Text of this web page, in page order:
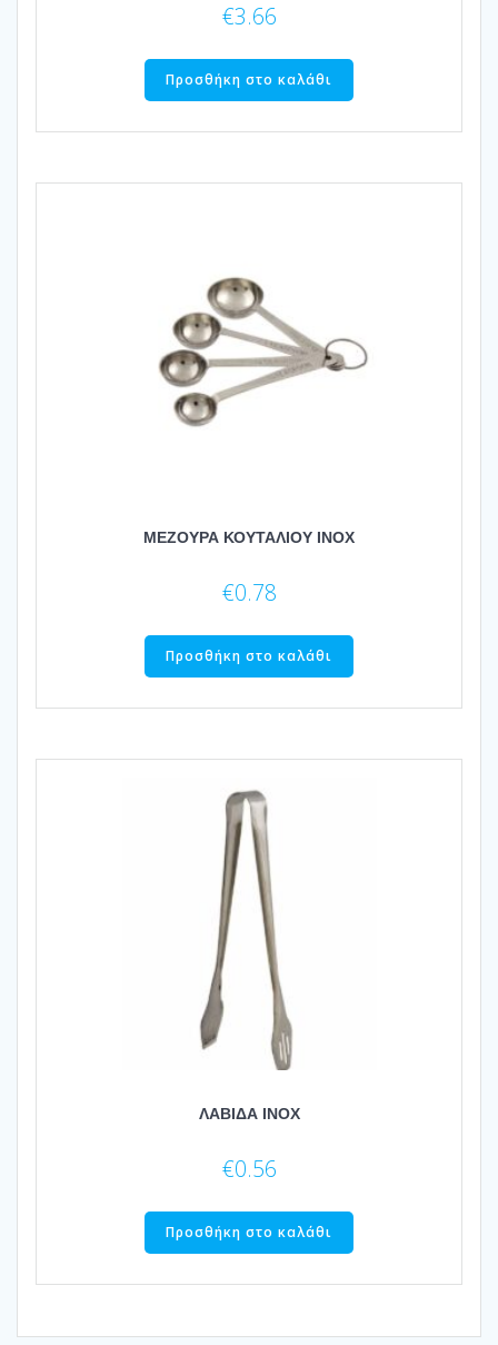
€3.66
Προσθήκη στο καλάθι
ΜΕΖΟΥΡΑ ΚΟΥΤΑΛΙΟΥ ΙΝΟΧ
€0.78
Προσθήκη στο καλάθι
ΛΑΒΙΔΑ ΙΝΟΧ
€0.56
Προσθήκη στο καλάθι